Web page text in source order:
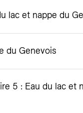
lac et nappe du
du Genevois
5 : Eau du lac et